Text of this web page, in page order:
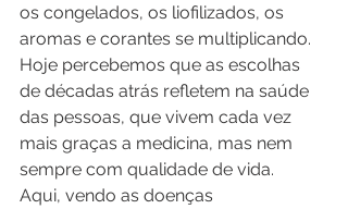
os congelados, os liofilizados, os
aromas e corantes se multiplicando.
Hoje percebemos que as escolhas
de décadas atrás refletem na saúde
das pessoas, que vivem cada vez
mais graças a medicina, mas nem
sempre com qualidade de vida.
Aqui, vendo as doenças